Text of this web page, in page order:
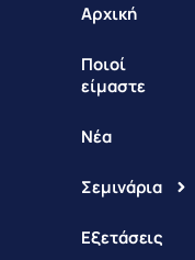
Αρχική
Ποιοί
είμαστε
Νέα
Σεμινάρια
Εξετάσεις